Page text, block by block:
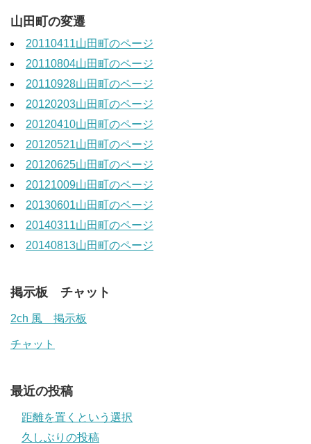
山田町の変遷
20110411山田町のページ
20110804山田町のページ
20110928山田町のページ
20120203山田町のページ
20120410山田町のページ
20120521山田町のページ
20120625山田町のページ
20121009山田町のページ
20130601山田町のページ
20140311山田町のページ
20140813山田町のページ
掲示板 チャット
2ch 風 掲示板
チャット
最近の投稿
距離を置くという選択
久しぶりの投稿